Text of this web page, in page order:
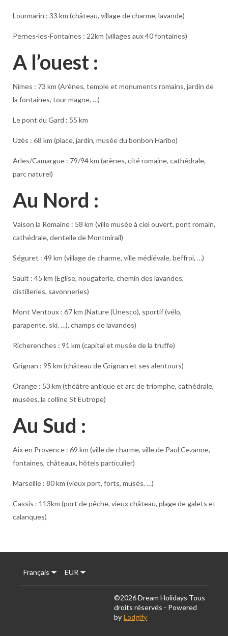
Lourmarin : 33 km (château, village de charme, lavande)
Pernes-les-Fontaines : 22km (villages aux 40 fontaines)
A l’ouest :
Nîmes : 73 km (Arènes, temple et monuments romains, jardin de
la fontaines, tour magne, …)
Le pont du Gard : 55 km
Uzès : 68 km (place, jardin, musée du bonbon Haribo)
Arles/Camargue : 79/94 km (arènes, cité romaine, cathédrale,
parc naturel)
Au Nord :
Vaison la Romaine : 58 km (ville musée à ciel ouvert, pont romain,
cathédrale, dentelle de Montmirail)
Séguret : 49 km (village de charme, ville médiévale, beffroi, …)
Sault : 45 km (Eglise, nougaterie, chemin des lavandes,
distilleries, savonneries)
Mont Ventoux : 67 km (Nature (Unesco), sportif (vélo,
parapente, ski, …), champs de lavandes)
Richerenches : 91 km (capital et musée de la truffe)
Grignan : 95 km (château de Grignan et ses alentours)
Orange : 53 km (théâtre antique et arc de triomphe, cathédrale,
musées, la colline St Eutrope)
Au Sud :
Aix en Provence : 69 km (ville de charme, ville de Paul Cezanne,
fontaines, châteaux, hôtels particulier)
Marseille : 80 km (vieux port, forts, musés, …)
Cassis : 113km (port de pêche, vieux château, plage de galets et
calanques)
Français EUR
©2026Dream Holidays Tous
droits réservés - Powered
by Lodgify